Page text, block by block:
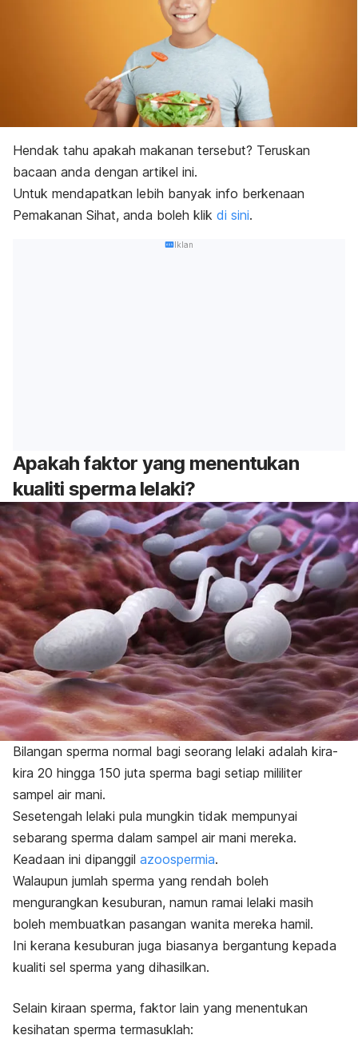
Hendak tahu apakah makanan tersebut? Teruskan
bacaan anda dengan artikel ini.
Untuk mendapatkan lebih banyak info berkenaan
Pemakanan Sihat, anda boleh klik di sini.
Iklan
Apakah faktor yang menentukan
kualiti sperma lelaki?
Bilangan sperma normal bagi seorang lelaki adalah kira-
kira 20 hingga 150 juta sperma bagi setiap mililiter
sampel air mani.
Sesetengah lelaki pula mungkin tidak mempunyai
sebarang sperma dalam sampel air mani mereka.
Keadaan ini dipanggil azoospermia.
Walaupun jumlah sperma yang rendah boleh
mengurangkan kesuburan, namun ramai lelaki masih
boleh membuatkan pasangan wanita mereka hamil.
Ini kerana kesuburan juga biasanya bergantung kepada
kualiti sel sperma yang dihasilkan.
Selain kiraan sperma, faktor lain yang menentukan
kesihatan sperma termasuklah: